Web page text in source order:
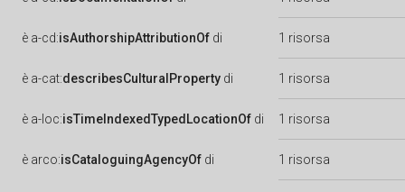
è a-cd:isAuthorshipAttributionOf di 1 risorsa
è a-cat:describesCulturalProperty di 1 risorsa
è a-loc:isTimeIndexedTypedLocationOf di 1 risorsa
è arco:isCataloguingAgencyOf di 1 risorsa